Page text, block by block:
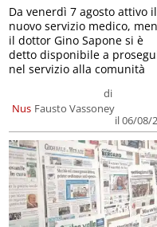
Nus
di
Fausto Vassoney
il 06/08/
Da venerdì 7 agosto attivo il
nuovo servizio medico,
il dottor Gino Sapone si è
detto disponibile a
nel servizio alla comunità